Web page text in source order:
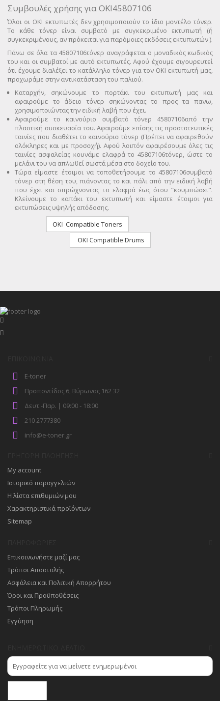
Συμβουλές χρήσης για OKI45807106
Όλοι οι OKI εκτυπωτές δεν χρησιμοποιούν το ίδιο μοντέλο τόνερ.
Το κάθε τόνερ είναι συμβατό με συγκεκριμένο εκτυπωτή (ή
συγκεκριμένους, αν πρόκειται για παρόμοιες εκδόσεις εκτυπωτών ).
Πάνω σε όλα τα 45807106τόνερ αναγράφεται ο μοναδικός κωδικός
του και οι συμβατοί με αυτό εκτυπωτές. Αφού έχουμε σιγουρευτεί
ότι έχουμε διαλέξει το κατάλληλο τόνερ για τον OKI εκτυπωτή μας,
προχωράμε στην αντικατάσταση του παλιού.
Καταρχήν, σηκώνουμε το πορτάκι του εκτυπωτή μας και
αφαιρούμε το άδειο τόνερ σηκώνοντας το προς τα πανω,
χρησιμοποιώντας την ειδική λαβή που έχει.
Αφαιρούμε το καινούριο συμβατό τόνερ 45807106από την
πλαστική συσκευασία του. Αφαιρούμε επίσης τις προστατευτικές
ταινίες που διαθέτει το καινούριο τόνερ (Πρέπει να αφαιρεθούν
ολόκληρες και με προσοχή). Αφού λοιπόν αφαιρέσουμε όλες τις
ταινίες ασφαλείας κουνάμε ελαφρά το45807106τόνερ, ώστε το
μελάνι του να απλωθεί σωστά μέσα στο δοχείο του.
Τώρα είμαστε έτοιμοι να τοποθετήσουμε το 45807106συμβατό
τόνερ στη θέση του, πιάνοντας το και πάλι από την ειδική λαβή
που έχει και σπρώχνοντας το ελαφρά έως ότου "κουμπώσει".
Κλείνουμε το καπάκι του εκτυπωτή και είμαστε έτοιμοι για
εκτυπώσεις υψηλής απόδοσης.
OKI Compatible Toners
OKI Compatible Drums
E-toner
Προποντίδος 6, Βύρωνας 162 32
Δευτ.-Παρ. | 09:00 - 18:00
210 2777380
info@e-toner.gr
My account
Ιστορικό παραγγελιών
Η λίστα επιθυμιών μου
Χαρακτηριστικά προϊόντων
Sitemap
Επικοινωνήστε μαζί μας
Τρόποι Αποστολής
Ασφάλεια και Πολιτική Απορρήτου
Όροι και Προϋποθέσεις
Τρόποι Πληρωμής
Εγγύηση